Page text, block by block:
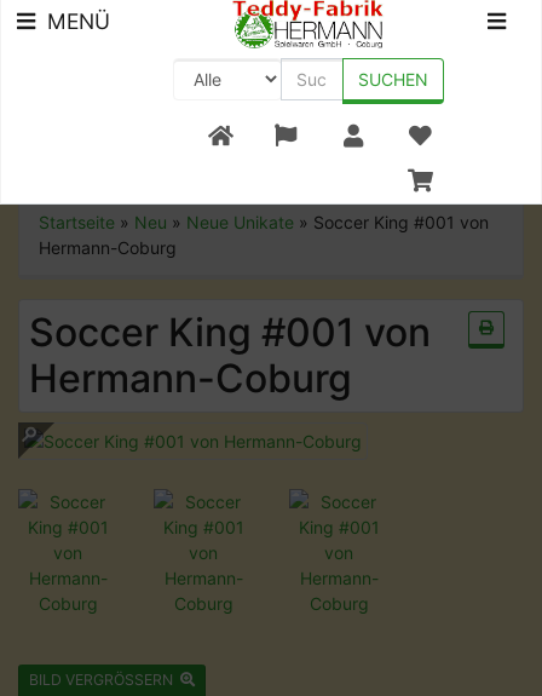
+49 (0) 9561-8590-0
MENÜ
SUCHEN
Startseite » Neu » Neue Unikate » Soccer King #001 von
Hermann-Coburg
Soccer King #001 von
Hermann-Coburg
BILD VERGRÖSSERN